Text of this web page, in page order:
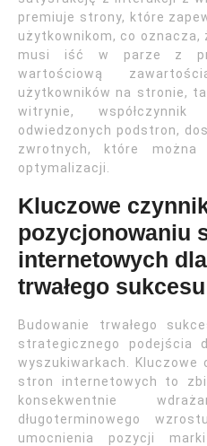
premiuje strony, które
użytkownikom, co
musi iść w parze z
wartościową
użytkowników na stronie,
witrynie,
odwiedzonych podstron,
zwrotnych, które
optymalizacji.
Kluczowe
pozycjonowaniu
internetowych
trwałego sukcesu
Budowanie trwałego
strategicznego podejścia
wyszukiwarkach. Kluczowe
stron internetowych to
konsekwentnie
długoterminowego
umocnienia pozycji